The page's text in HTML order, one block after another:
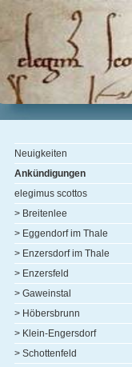
Neuigkeiten
Ankündigungen
elegimus scottos
> Breitenlee
> Eggendorf im Thale
> Enzersdorf im Thale
> Enzersfeld
> Gaweinstal
> Höbersbrunn
> Klein-Engersdorf
> Schottenfeld